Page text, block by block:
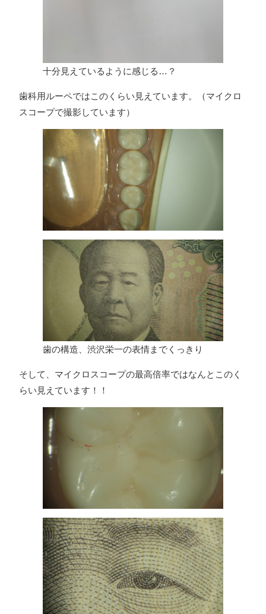
十分見えているように感じる…？
歯科用ルーペではこのくらい見えています。（マイクロ
スコープで撮影しています）
歯の構造、渋沢栄一の表情までくっきり
そして、マイクロスコープの最高倍率ではなんとこのく
らい見えています！！